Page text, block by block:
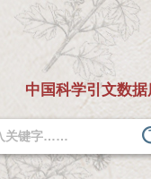
中国科学引文数